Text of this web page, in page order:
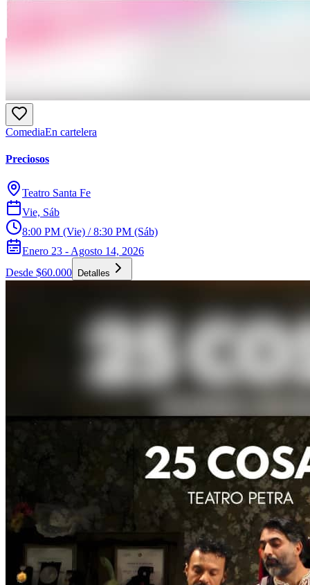
ComediaEn cartelera
Preciosos
Teatro Santa Fe
Vie, Sáb
8:00 PM (Vie) / 8:30 PM (Sáb)
Enero 23 - Agosto 14, 2026
Desde $60.000
Detalles